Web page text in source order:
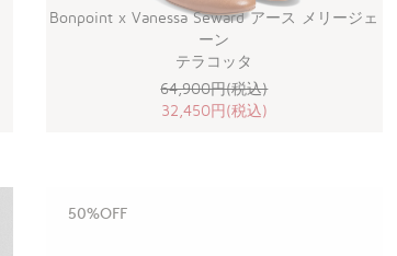
Bonpoint x Vanessa Seward アース メリージェ
ーン
テラコッタ
64,900円(税込)
32,450円(税込)
50%OFF